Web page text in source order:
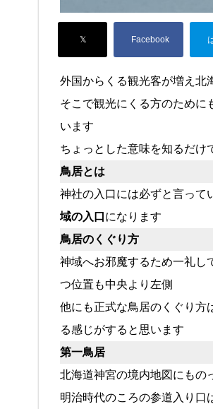
外国からくる観光客が増え
そこで観光にくる方のために
います
ちょっとした意味を知るだけ
鳥居とは
神社の入口には必ずと言って
域の入口 になります
鳥居のくぐり方
神域へお邪魔するため一礼
つ位置も中央より左側
他にも正式な鳥居のくぐり
る感じがすると思
第一鳥居
北海道神宮の境内地図にもの
明治時代のころの参道入り